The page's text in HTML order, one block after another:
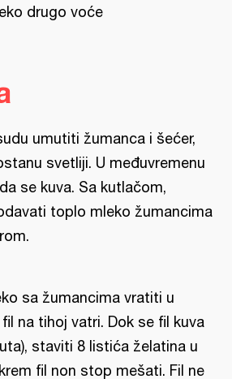
drugo voće
umutiti žumanca i šećer,
svetliji. U međuvremenu
se kuva. Sa kutlačom,
toplo mleko žumancima
sa žumancima vratiti u
na tihoj vatri. Dok se fil kuva
staviti 8 listića želatina u
fil non stop mešati. Fil ne